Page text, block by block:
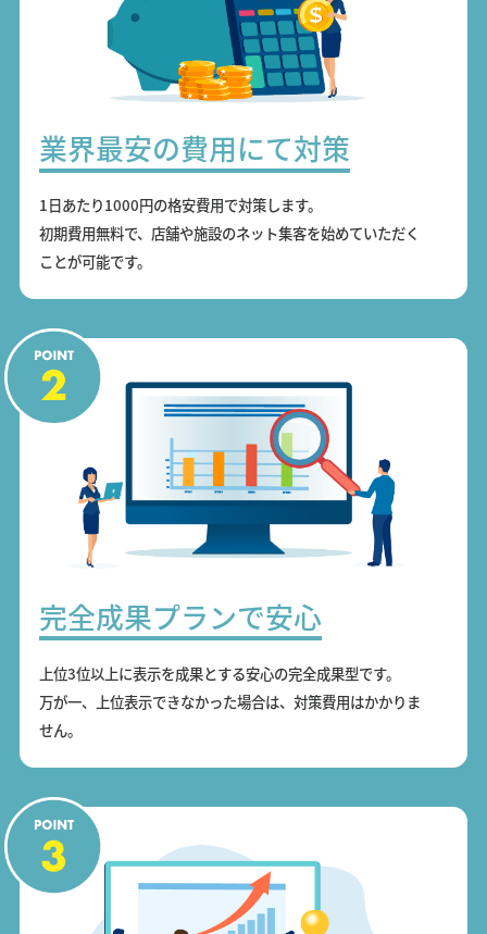
業界最安の費用にて対策
1日あたり1000円の格安費用で対策します。
初期費用無料で、店舗や施設のネット集客を始めていただく
ことが可能です。
完全成果プランで安心
上位3位以上に表示を成果とする安心の完全成果型です。
万が一、上位表示できなかった場合は、対策費用はかかりま
せん。